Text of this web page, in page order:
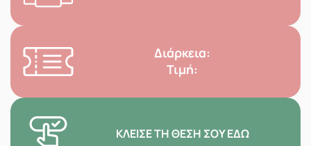
Διάρκεια:
Τιμή:
ΚΛΕΊΣΕ ΤΗ ΘΈΣΗ ΣΟΥ ΕΔΏ